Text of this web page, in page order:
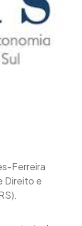
Ferreira
Direito e